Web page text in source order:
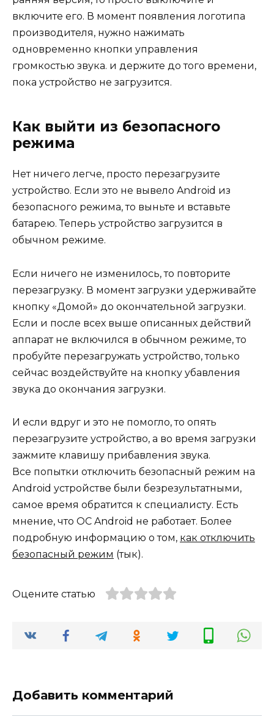
включите его. В момент появления логотипа
производителя, нужно нажимать
одновременно кнопки управления
громкостью звука. и держите до того времени,
пока устройство не загрузится.
Как выйти из безопасного
режима
Нет ничего легче, просто перезагрузите
устройство. Если это не вывело Android из
безопасного режима, то выньте и вставьте
батарею. Теперь устройство загрузится в
обычном режиме.
Если ничего не изменилось, то повторите
перезагрузку. В момент загрузки удерживайте
кнопку «Домой» до окончательной загрузки.
Если и после всех выше описанных действий
аппарат не включился в обычном режиме, то
пробуйте перезагружать устройство, только
сейчас воздействуйте на кнопку убавления
звука до окончания загрузки.
И если вдруг и это не помогло, то опять
перезагрузите устройство, а во время загрузки
зажмите клавишу прибавления звука.
Все попытки отключить безопасный режим на
Android устройстве были безрезультатными,
самое время обратится к специалисту. Есть
мнение, что ОС Android не работает. Более
подробную информацию о том, как отключить
безопасный режим (тык).
Оцените статью
Добавить комментарий